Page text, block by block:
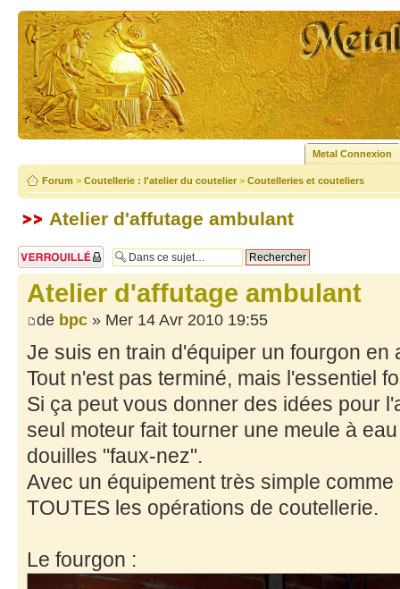
Metal Connexion
Forum > Coutellerie : l'atelier du coutelier > Coutelleries et couteliers
Atelier d'affutage ambulant
Sujet verrouillé
Atelier d'affutage ambulant
de bpc » Mer 14 Avr 2010 19:55
Je suis en train d'équiper un fourgon en
Tout n'est pas terminé, mais l'essentiel
Si ça peut vous donner des idées pour
seul moteur fait tourner une meule à
douilles "faux-nez".
Avec un équipement très simple
TOUTES les opérations de coutellerie.
Le fourgon :